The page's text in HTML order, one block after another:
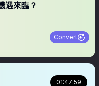
遇來臨？
Convert
01:47:59